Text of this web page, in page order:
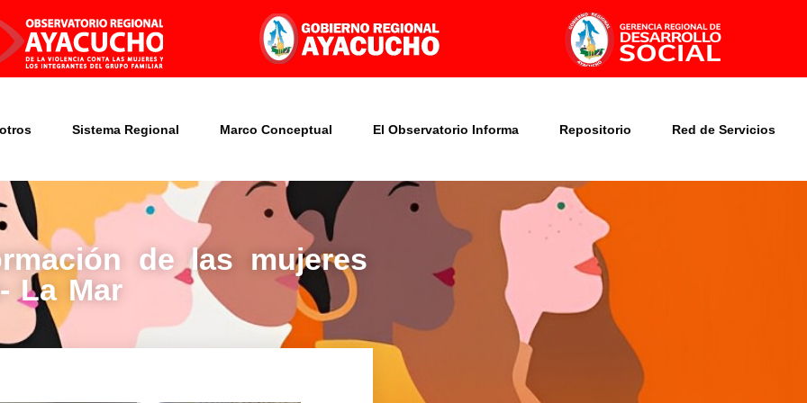
Sistema Regional Marco Conceptual El Observatorio Informa Repositorio Red de Servicios
de las mujeres
La Mar